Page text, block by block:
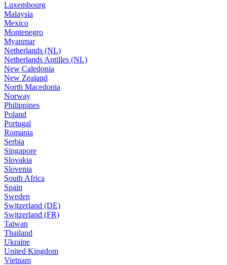
Luxembourg
Malaysia
Mexico
Montenegro
Myanmar
Netherlands (NL)
Netherlands Antilles (NL)
New Caledonia
New Zealand
North Macedonia
Norway
Philippines
Poland
Portugal
Romania
Serbia
Singapore
Slovakia
Slovenia
South Africa
Spain
Sweden
Switzerland (DE)
Switzerland (FR)
Taiwan
Thailand
Ukraine
United Kingdom
Vietnam